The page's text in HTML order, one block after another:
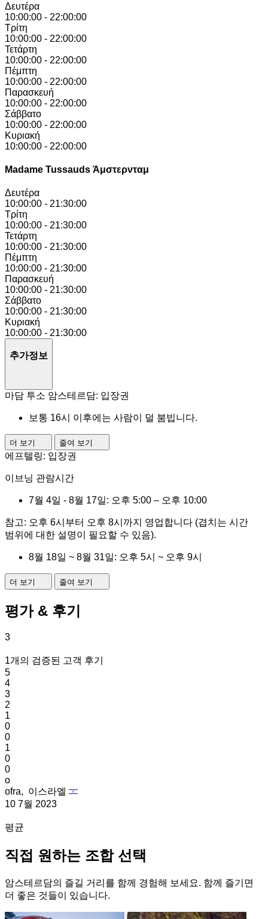
Δευτέρα
10:00:00 - 22:00:00
Τρίτη
10:00:00 - 22:00:00
Τετάρτη
10:00:00 - 22:00:00
Πέμπτη
10:00:00 - 22:00:00
Παρασκευή
10:00:00 - 22:00:00
Σάββατο
10:00:00 - 22:00:00
Κυριακή
10:00:00 - 22:00:00
Madame Tussauds Άμστερνταμ
Δευτέρα
10:00:00 - 21:30:00
Τρίτη
10:00:00 - 21:30:00
Τετάρτη
10:00:00 - 21:30:00
Πέμπτη
10:00:00 - 21:30:00
Παρασκευή
10:00:00 - 21:30:00
Σάββατο
10:00:00 - 21:30:00
Κυριακή
10:00:00 - 21:30:00
추가정보
마담 투소 암스테르담: 입장권
보통 16시 이후에는 사람이 덜 붐빕니다.
더 보기 줄여 보기
에프텔링: 입장권
이브닝 관람시간
7월 4일 - 8월 17일: 오후 5:00 – 오후 10:00
참고: 오후 6시부터 오후 8시까지 영업합니다 (겹치는 시간
범위에 대한 설명이 필요할 수 있음).
8월 18일 ~ 8월 31일: 오후 5시 ~ 오후 9시
더 보기 줄여 보기
평가 & 후기
3
1개의 검증된 고객 후기
5
4
3
2
1
0
0
1
0
0
o
ofra, 이스라엘
10 7월 2023
평균
직접 원하는 조합 선택
암스테르담의 즐길 거리를 함께 경험해 보세요. 함께 즐기면
더 좋은 것들이 있습니다.